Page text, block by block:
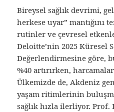
Bireysel sağlık devrimi,
herkese uyar” mantığını
rutinler ve çevresel
Deloitte’nin 2025 Küresel
Değerlendirmesine göre,
%40 artırırken,
Ülkemizde de, Akdeniz
yaşam ritimlerinin
sağlık hızla ilerliyor. Prof.